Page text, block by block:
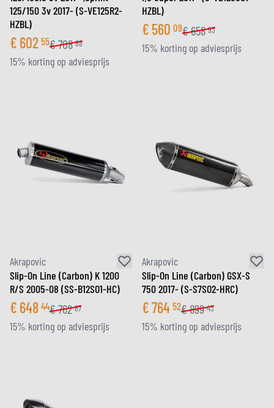
125/150 3v 2017- (S-VE125R2-
HZBL)
€ 602 55€708 88
15% korting op adviesprijs
HZBL)
€ 560 09€658 93
15% korting op adviesprijs
Akrapovic
Slip-On Line (Carbon) K 1200
R/S 2005-08 (SS-B12SO1-HC)
€ 648 44€762 87
15% korting op adviesprijs
Akrapovic
Slip-On Line (Carbon) GSX-S
750 2017- (S-S7SO2-HRC)
€764 52€899 43
15% korting op adviesprijs